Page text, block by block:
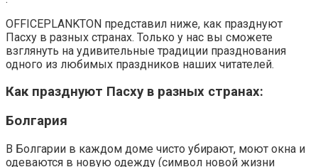
OFFICEPLANKTON представил ниже, как празднуют
Пасху в разных странах. Только у нас вы сможете
взглянуть на удивительные традиции празднования
одного из любимых праздников наших читателей.
Как празднуют Пасху в разных странах:
Болгария
В Болгарии в каждом доме чисто убирают, моют окна и
одеваются в новую одежду (символ новой жизни